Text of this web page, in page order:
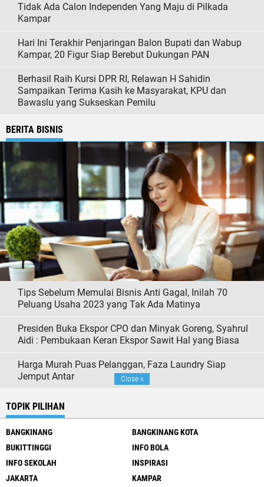
Tidak Ada Calon Independen Yang Maju di Pilkada
Kampar
Hari Ini Terakhir Penjaringan Balon Bupati dan Wabup
Kampar, 20 Figur Siap Berebut Dukungan PAN
Berhasil Raih Kursi DPR RI, Relawan H Sahidin
Sampaikan Terima Kasih ke Masyarakat, KPU dan
Bawaslu yang Sukseskan Pemilu
BERITA BISNIS
Tips Sebelum Memulai Bisnis Anti Gagal, Inilah 70
Peluang Usaha 2023 yang Tak Ada Matinya
Presiden Buka Ekspor CPO dan Minyak Goreng, Syahrul
Aidi : Pembukaan Keran Ekspor Sawit Hal yang Biasa
Harga Murah Puas Pelanggan, Faza Laundry Siap
Jemput Antar
TOPIK PILIHAN
BANGKINANG
BANGKINANG KOTA
BUKITTINGGI
INFO BOLA
INFO SEKOLAH
INSPIRASI
JAKARTA
KAMPAR
Close x